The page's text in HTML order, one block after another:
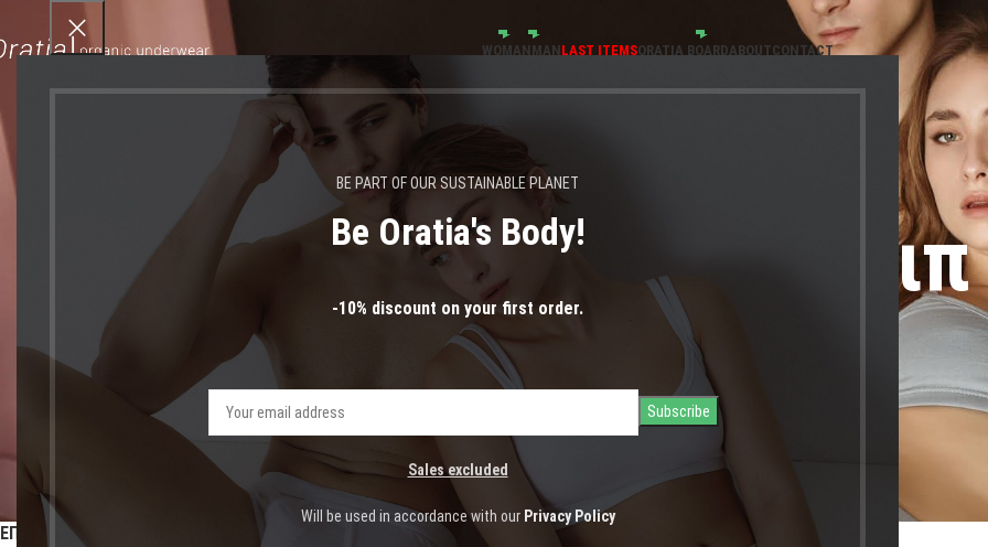
BE PART OF OUR SUSTAINABLE PLANET
Be Oratia's Body!
-10% discount on your first order.
Sales excluded
Will be used in accordance with our Privacy Policy
WOMANMANLAST ITEMSORATIA BOARDABOUTCONTACT
ψηλόμεσο σλιπ
ΕΠΙΛΟΓΉ ΜΕΓΈΘΟΥΣ Προϊόντα με ετικέτα “ψηλόμεσο σλιπ”